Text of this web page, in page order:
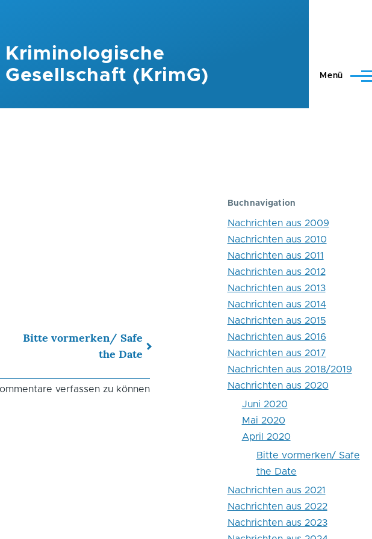
Kriminologische
Gesellschaft (KrimG)
Menü
Bitte vormerken/ Safe
the Date
verfassen zu können
Buchnavigation
Nachrichten aus 2009
Nachrichten aus 2010
Nachrichten aus 2011
Nachrichten aus 2012
Nachrichten aus 2013
Nachrichten aus 2014
Nachrichten aus 2015
Nachrichten aus 2016
Nachrichten aus 2017
Nachrichten aus 2018/2019
Nachrichten aus 2020
Juni 2020
Mai 2020
April 2020
Bitte vormerken/ Safe
the Date
Nachrichten aus 2021
Nachrichten aus 2022
Nachrichten aus 2023